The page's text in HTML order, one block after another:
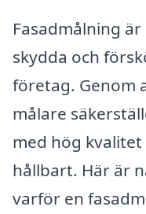
Fasadmålning
skydda och
företag. Genom
målare
med hög
hållbart. Här är
varför en